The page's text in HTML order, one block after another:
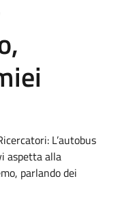
L’autobus
aspetta alla
parlando dei